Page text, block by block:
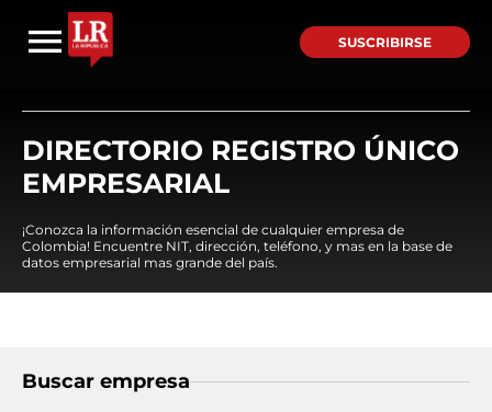
SUSCRIBIRSE
DIRECTORIO REGISTRO ÚNICO
EMPRESARIAL
¡Conozca la información esencial de cualquier empresa de
Colombia! Encuentre NIT, dirección, teléfono, y mas en la base de
datos empresarial mas grande del país.
Buscar empresa